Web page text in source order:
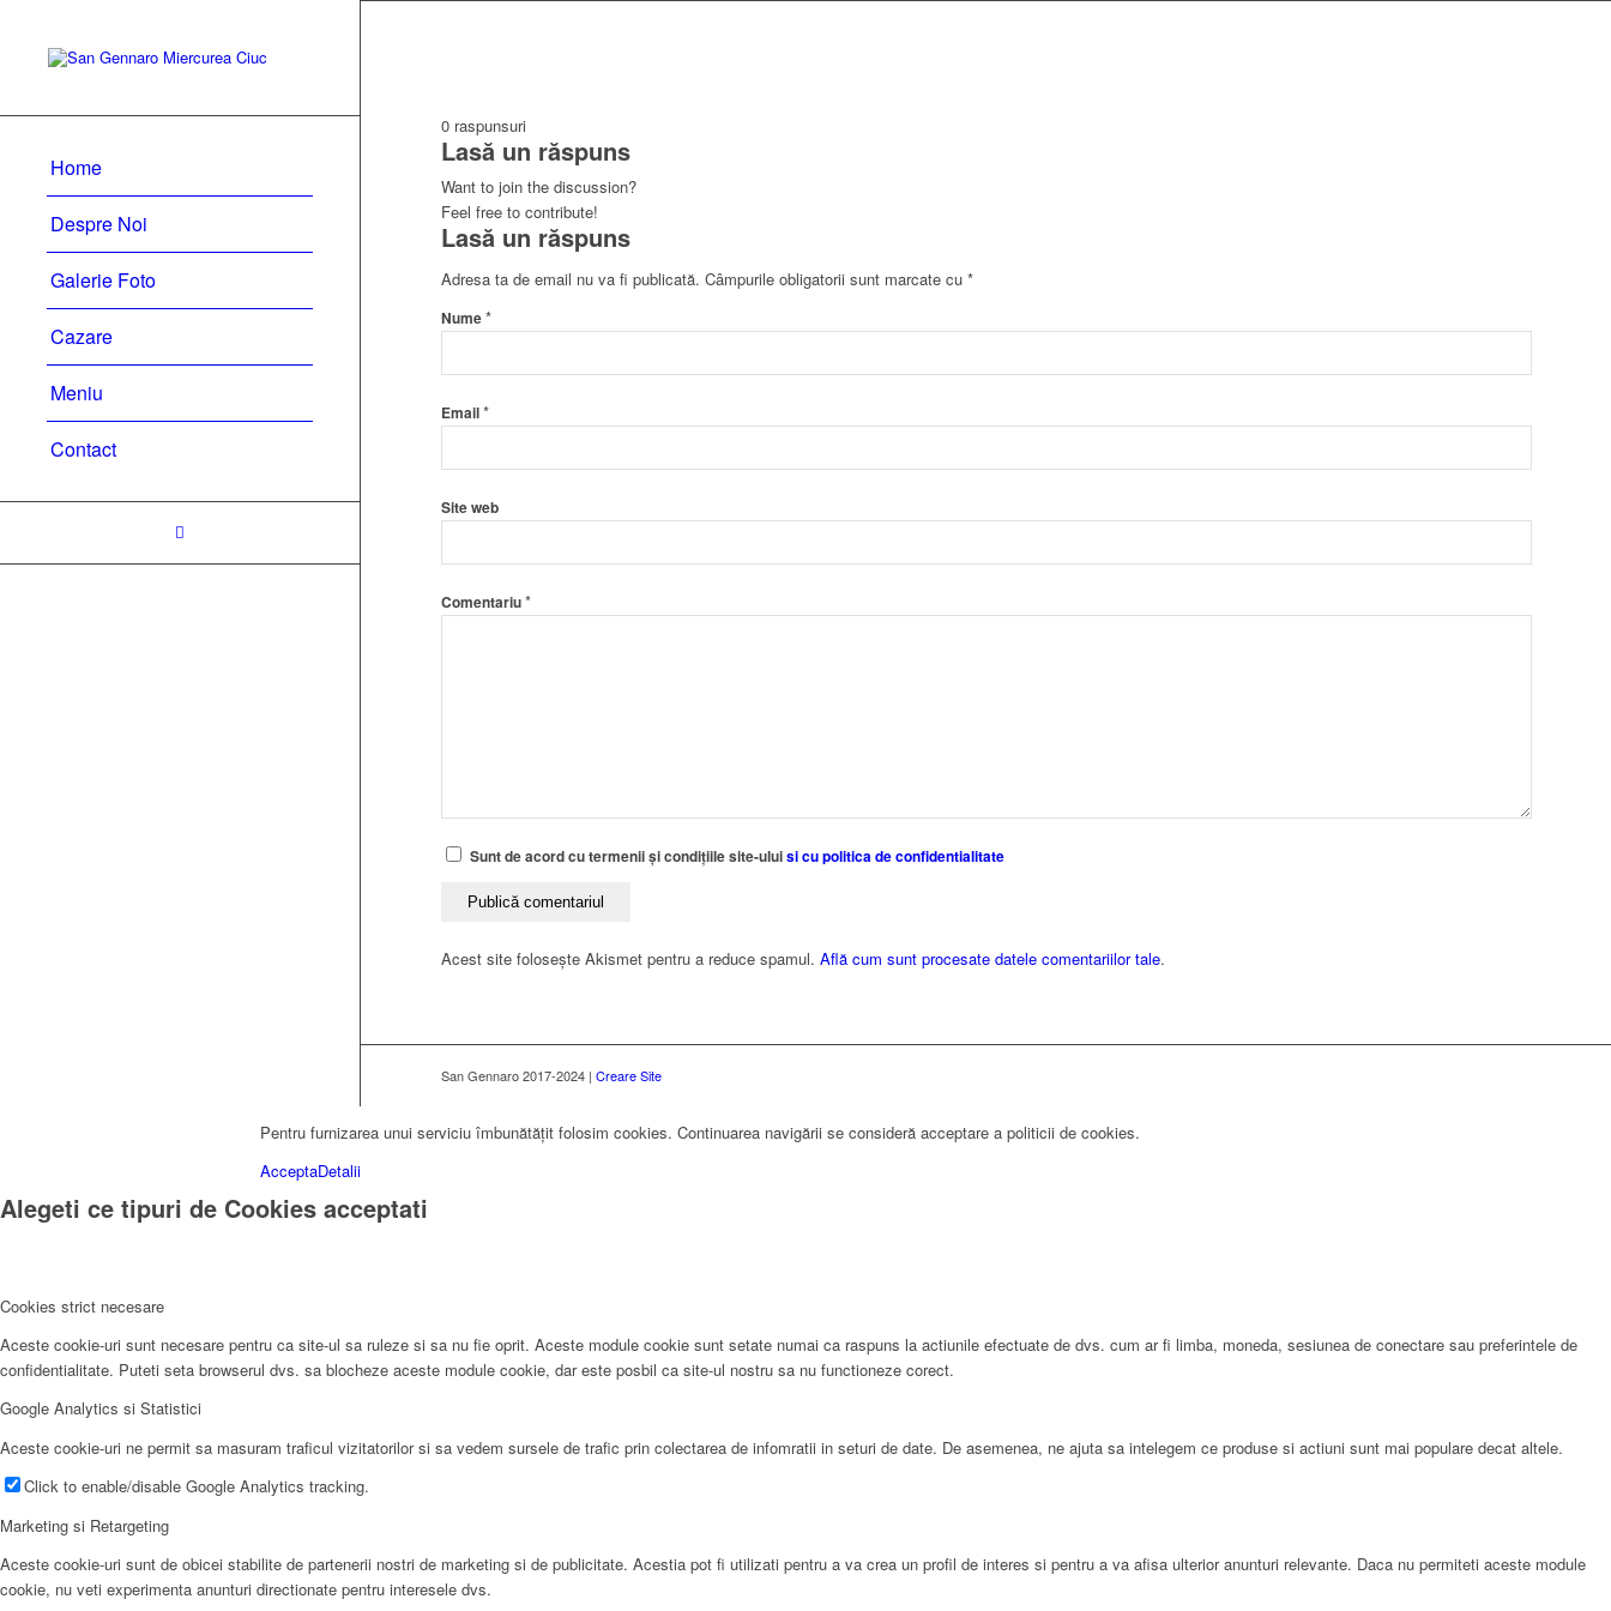
Home
Despre Noi
Galerie Foto
Cazare
Meniu
Contact
0 raspunsuri
Lasă un răspuns
Want to join the discussion?
Feel free to contribute!
Lasă un răspuns
Adresa ta de email nu va fi publicată. Câmpurile obligatorii sunt marcate cu *
Nume*
Email*
Site web
Comentariu*
Sunt de acord cu termenii și condițiile site-uluisi cu politica de confidentialitate
Acest site folosește Akismet pentru a reduce spamul. Află cum sunt procesate datele comentariilor tale.
San Gennaro 2017-2024 | Creare Site
Pentru furnizarea unui serviciu îmbunătățit folosim cookies. Continuarea navigării se consideră acceptare a politicii de cookies.
AcceptaDetalii
Alegeti ce tipuri de Cookies acceptati
Cookies strict necesare
Aceste cookie-uri sunt necesare pentru ca site-ul sa ruleze si sa nu fie oprit. Aceste module cookie sunt setate numai ca raspuns la actiunile efectuate de dvs. cum ar fi limba, moneda, sesiunea de conectare sau preferintele de
confidentialitate. Puteti seta browserul dvs. sa blocheze aceste module cookie, dar este posbil ca site-ul nostru sa nu functioneze corect.
Google Analytics si Statistici
Aceste cookie-uri ne permit sa masuram traficul vizitatorilor si sa vedem sursele de trafic prin colectarea de infomratii in seturi de date. De asemenea, ne ajuta sa intelegem ce produse si actiuni sunt mai populare decat altele.
Click to enable/disable Google Analytics tracking.
Marketing si Retargeting
Aceste cookie-uri sunt de obicei stabilite de partenerii nostri de marketing si de publicitate. Acestia pot fi utilizati pentru a va crea un profil de interes si pentru a va afisa ulterior anunturi relevante. Daca nu permiteti aceste module
cookie, nu veti experimenta anunturi directionate pentru interesele dvs.